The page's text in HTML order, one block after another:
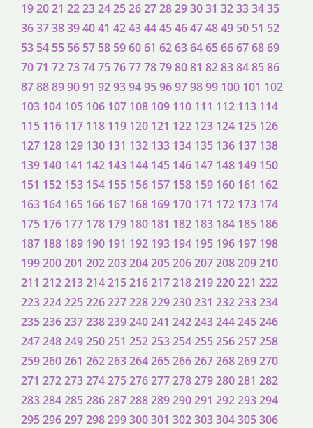
192021 22232425262728293031 32333435
363738394041 4243444546474849 50 51 52
53 54 55 56 57 58 596061 6263646566676869
7071 72737475767778798081 8283848586
8788899091 9293949596979899 100 101 102
103 104 105 106 107 108 109 110 111 112 113 114
115 116 117 118 119 120 121 122 123 124 125 126
127 128 129 130 131 132 133 134 135 136 137 138
139 140 141 142 143 144 145 146 147 148 149 150
151 152 153 154 155 156 157 158 159 160 161 162
163 164 165 166 167 168 169 170 171 172 173 174
175 176 177 178 179 180 181 182 183 184 185 186
187 188 189 190 191 192 193 194 195 196 197 198
199200201 202203204205206207208209210
211 212213214215216217218219220221 222
223224225226227228229230231 232233234
235236237238239240241 242243244245246
247248249250251 252253254255256257258
259260261 262263264265266267268269270
271 272273274275276277278279280281 282
283284285286287288289290291 292293294
295296297298299300301 302303304305306